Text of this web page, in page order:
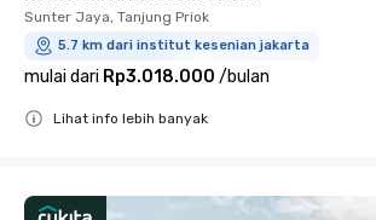
Sunter Jaya, Tanjung Priok
5.7 km dari institut kesenian jakarta
mulai dari Rp3.018.000 /bulan
Lihat info lebih banyak